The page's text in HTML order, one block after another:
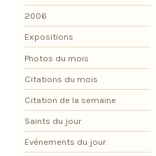
2006
Expositions
Photos du mois
Citations du mois
Citation de la semaine
Saints du jour
Evénements du jour